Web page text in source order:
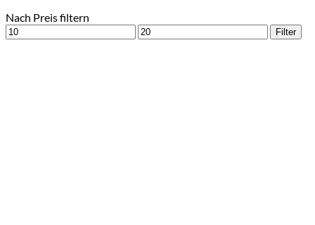
Nach Preis filtern
Min.
Preis
Max.
Preis
Filter